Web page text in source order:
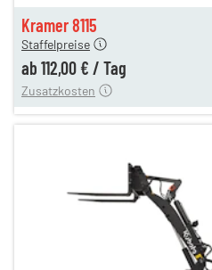
Kramer 8115
Staffelpreise
ab 112,00 € / Tag
12,00 €
Zusatzkosten